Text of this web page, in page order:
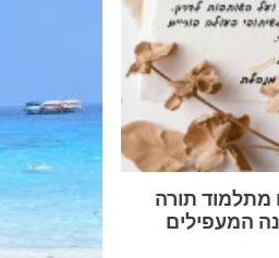
מתלמוד תורה
המעפילים